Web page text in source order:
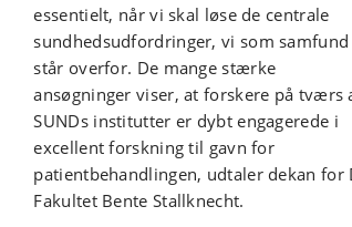
essentielt, når vi skal løse de centrale
sundhedsudfordringer, vi som samfund
står overfor. De mange stærke
ansøgninger viser, at forskere på tværs
SUNDs institutter er dybt engagerede i
excellent forskning til gavn for
patientbehandlingen, udtaler dekan for
Fakultet Bente Stallknecht.